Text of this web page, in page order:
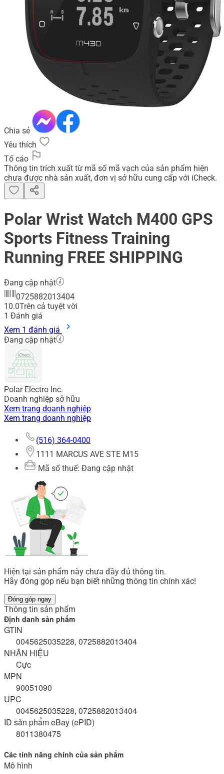
Chia sẻ
Yêu thích
Tố cáo
Thông tin trích xuất từ mã số mã vạch của sản phẩm hiện
chưa được nhà sản xuất, đơn vị sở hữu cung cấp với iCheck.
Polar Wrist Watch M400 GPS
Sports Fitness Training
Running FREE SHIPPING
Đang cập nhật
0725882013404
10.0Trên cả tuyệt vời
1 Đánh giá
Xem 1 đánh giá
Đang cập nhật
Polar Electro Inc.
Doanh nghiệp sở hữu
Xem trang doanh nghiệp
Xem trang doanh nghiệp
(516) 364-0400
1111 MARCUS AVE STE M15
Mã số thuế: Đang cập nhật
Hiện tại sản phẩm này chưa đầy đủ thông tin.
Hãy đóng góp nếu bạn biết những thông tin chính xác!
Đóng góp ngay
Thông tin sản phẩm
Định danh sản phẩm
GTIN
0045625035228, 0725882013404
NHÃN HIỆU
Cực
MPN
90051090
UPC
0045625035228, 0725882013404
ID sản phẩm eBay (ePID)
8011380475
Các tính năng chính của sản phẩm
Mô hình